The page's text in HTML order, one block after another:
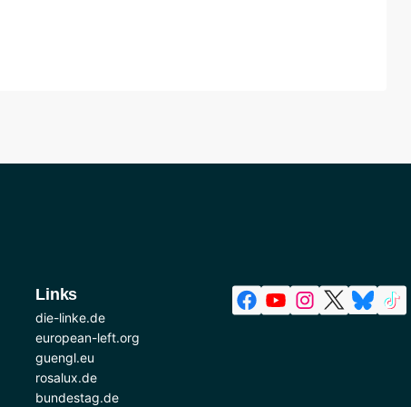
Links
die-linke.de
european-left.org
guengl.eu
rosalux.de
bundestag.de